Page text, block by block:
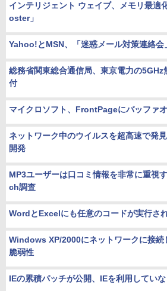
インテリジェント ウェイブ、メモリ最適
oster」
Yahoo!とMSN、「迷惑メール対策連絡会
総務省関東総合通信局、東京電力の5GHz
付
マイクロソフト、FrontPageにバッファ
ネットワーク中のウイルスを超高速で発
開発
MP3ユーザーは口コミ情報を非常に重視
ch調査
WordとExcelにも任意のコードが実行さ
Windows XP/2000にネットワークに接続
脆弱性
IEの累積パッチが公開、IEを利用してい